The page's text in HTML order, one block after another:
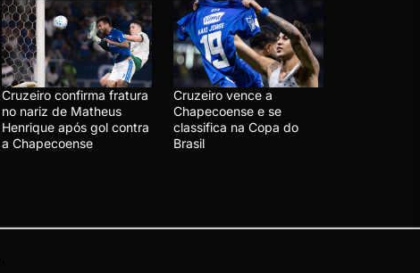
Cruzeiro confirma fratura
no nariz de Matheus
Henrique após gol contra
a Chapecoense
Cruzeiro vence a
Chapecoense e se
classifica na Copa do
Brasil